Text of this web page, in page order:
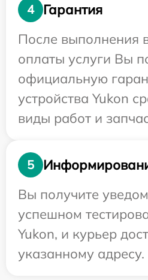
4
Гарантия
После выполнения
оплаты услуги Вы
официальную
устройства Yukon
виды работ и
5
Вы получите
успешном
Yukon, и курьер
указанному адресу.